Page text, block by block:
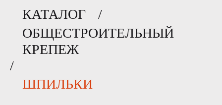
КАТАЛОГ
/
ОБЩЕСТРОИТЕЛЬНЫЙ
КРЕПЕЖ
/
ШПИЛЬКИ